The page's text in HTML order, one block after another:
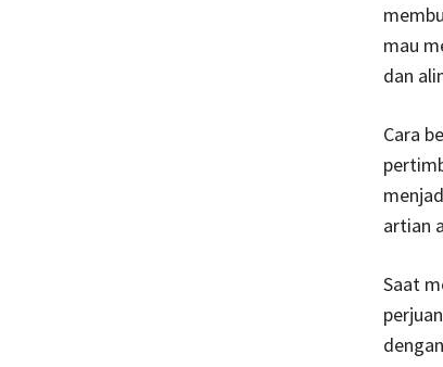
mau
dan
Cara
artian
Saat